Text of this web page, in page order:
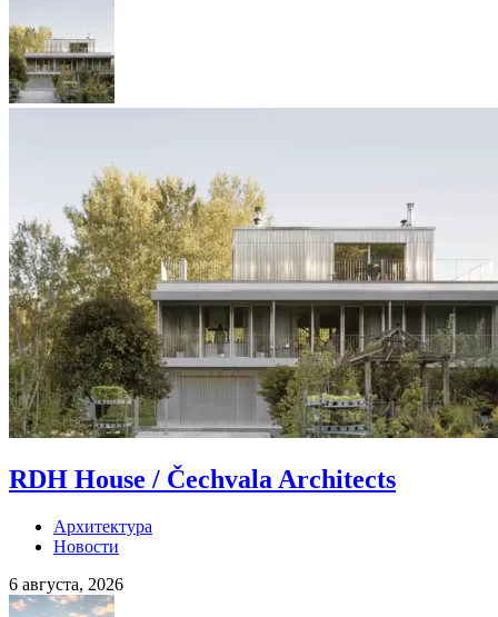
RDH House / Čechvala Architects
Архитектура
Новости
6 августа, 2026